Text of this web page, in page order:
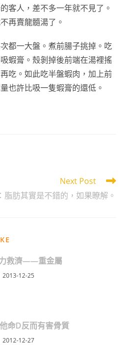
客人，差不多一年就不見了。
再賣龍髓湯了。
一大盤。煮前腸子挑掉。吃
蝦膏。殼剝掉後前端在湯裡搖
吃。如此吃半盤蝦肉，加上前
也許比吸一隻蝦膏的還低。
Next Post
脂肪其實是不錯的，如果瞭解。
救濟——重金屬
2013-12-25
命D反而有害骨質
2012-12-27